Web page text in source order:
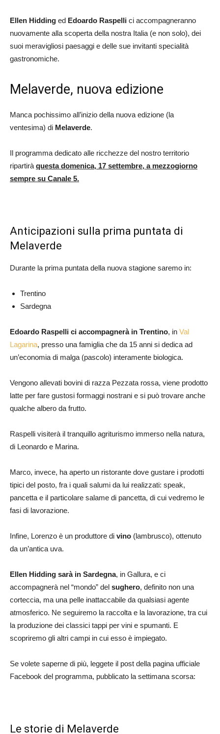
Ellen Hidding ed Edoardo Raspelli ci accompagneranno
nuovamente alla scoperta della nostra Italia (e non solo), dei
suoi meravigliosi paesaggi e delle sue invitanti specialità
gastronomiche.
Melaverde, nuova edizione
Manca pochissimo all’inizio della nuova edizione (la
ventesima) di Melaverde.
Il programma dedicato alle ricchezze del nostro territorio
ripartirà questa domenica, 17 settembre, a mezzogiorno
sempre su Canale 5.
Anticipazioni sulla prima puntata di
Melaverde
Durante la prima puntata della nuova stagione saremo in:
Trentino
Sardegna
Edoardo Raspelli ci accompagnerà in Trentino, in Val
Lagarina, presso una famiglia che da 15 anni si dedica ad
un’economia di malga (pascolo) interamente biologica.
Vengono allevati bovini di razza Pezzata rossa, viene prodotto
latte per fare gustosi formaggi nostrani e si può trovare anche
qualche albero da frutto.
Raspelli visiterà il tranquillo agriturismo immerso nella natura,
di Leonardo e Marina.
Marco, invece, ha aperto un ristorante dove gustare i prodotti
tipici del posto, fra i quali salumi da lui realizzati: speak,
pancetta e il particolare salame di pancetta, di cui vedremo le
fasi di lavorazione.
Infine, Lorenzo è un produttore di vino (lambrusco), ottenuto
da un’antica uva.
Ellen Hidding sarà in Sardegna, in Gallura, e ci
accompagnerà nel “mondo” del sughero, definito non una
corteccia, ma una pelle inattaccabile da qualsiasi agente
atmosferico. Ne seguiremo la raccolta e la lavorazione, tra cui
la produzione dei classici tappi per vini e spumanti. E
scopriremo gli altri campi in cui esso è impiegato.
Se volete saperne di più, leggete il post della pagina ufficiale
Facebook del programma, pubblicato la settimana scorsa:
Le storie di Melaverde